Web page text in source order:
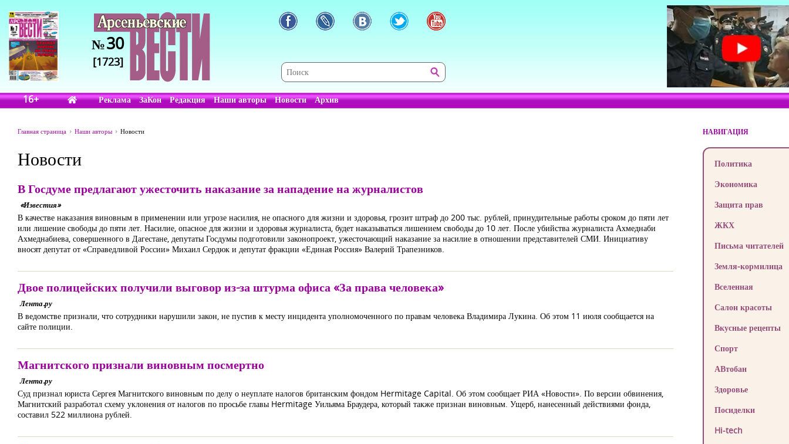
№30
[1723]
16+ Реклама ЗаКон Редакция Наши авторы Новости Архив
Главная страница Наши авторы Новости
Новости
В Госдуме предлагают ужесточить наказание за нападение на журналистов
«Известия»
В качестве наказания виновным в применении или угрозе насилия, не опасного для жизни и здоровья, грозит штраф до 200 тыс. рублей, принудительные работы сроком до пяти лет
или лишение свободы до пяти лет. Насилие, опасное для жизни и здоровья журналиста, будет наказываться лишением свободы до 10 лет. После убийства журналиста Ахмеднаби
Ахмеднабиева, совершенного в Дагестане, депутаты Госдумы подготовили законопроект, ужесточающий наказание за насилие в отношении представителей СМИ. Инициативу
вносят депутат от «Справедливой России» Михаил Сердюк и депутат фракции «Единая Россия» Валерий Трапезников.
Двое полицейских получили выговор из-за штурма офиса «За права человека»
Лента.ру
В ведомстве признали, что сотрудники нарушили закон, не пустив к месту инцидента уполномоченного по правам человека Владимира Лукина. Об этом 11 июля сообщается на
сайте полиции.
Магнитского признали виновным посмертно
Лента.ру
Суд признал юриста Сергея Магнитского виновным по делу о неуплате налогов британским фондом Hermitage Capital. Об этом сообщает РИА «Новости». По версии обвинения,
Магнитский разработал схему уклонения от налогов по просьбе главы Hermitage Уильяма Браудера, который также признан виновным. Ущерб, нанесенный действиями фонда,
составил 522 миллиона рублей.
НАВИГАЦИЯ
Политика
Экономика
Защита прав
ЖКХ
Письма читателей
Земля-кормилица
Вселенная
Салон красоты
Вкусные рецепты
Спорт
АВтобан
Здоровье
Посиделки
Hi-tech